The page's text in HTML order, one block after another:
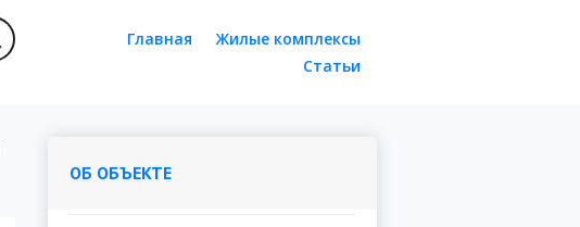
Главная
Жилые комплексы
Статьи
ОБ ОБЪЕКТЕ